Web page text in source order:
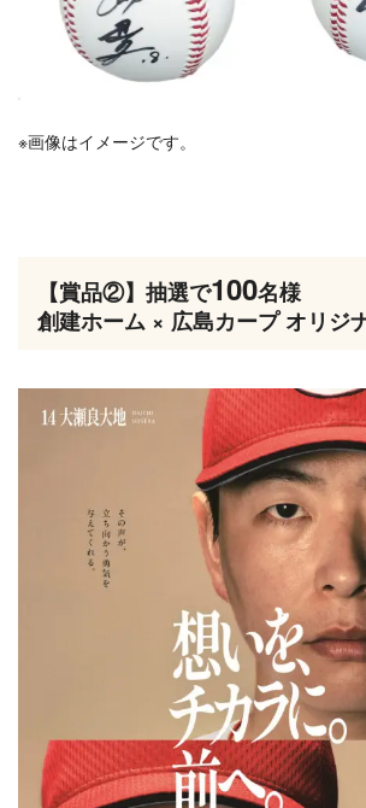
※画像はイメージです。
【賞品②】抽選で100名様
創建ホーム × 広島カープ オリジ